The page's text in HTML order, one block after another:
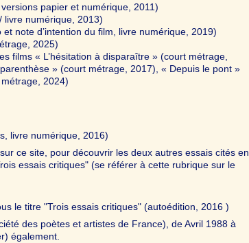
papier et numérique, 2011)
livre numérique, 2013)
note d’intention du film, livre numérique, 2019)
2025)
films « L’hésitation à disparaître » (court métrage,
» (court métrage, 2017), « Depuis le pont »
2024)
livre numérique, 2016)
ce site, pour découvrir les deux autres essais cités en
essais critiques" (se référer à cette rubrique sur le
le titre "Trois essais critiques" (autoédition, 2016 )
des poètes et artistes de France), de Avril 1988 à
également.